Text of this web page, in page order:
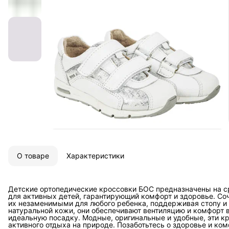
О товаре Характеристики
Детские ортопедические кроссовки БОС предназначены
для активных детей, гарантирующий комфорт и здоровье.
их незаменимыми для любого ребенка, поддерживая стопу
натуральной кожи, они обеспечивают вентиляцию и комфорт
идеальную посадку. Модные, оригинальные и удобные, эти
активного отдыха на природе. Позаботьтесь о здоровье и